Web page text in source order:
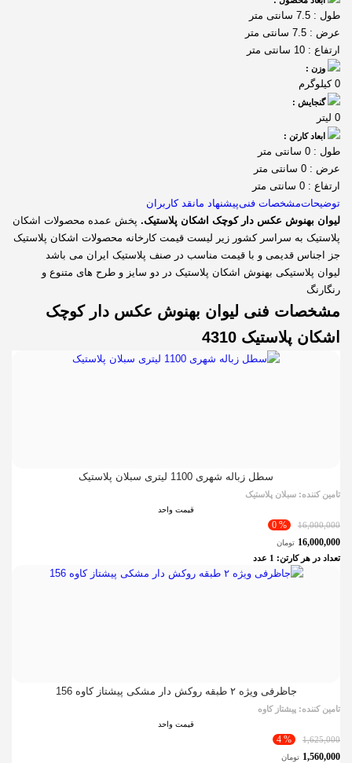
طول : 7.5 سانتی متر
عرض : 7.5 سانتی متر
ارتفاع : 10 سانتی متر
وزن :
0 کیلوگرم
گنجایش :
0 لیتر
ابعاد کارتن :
طول : 0 سانتی متر
عرض : 0 سانتی متر
ارتفاع : 0 سانتی متر
توضیحاتمشخصات فنیپیشنهاد مانقد کاربران
لیوان بهنوش عکس دار کوچک اشکان پلاستیک. پخش عمده محصولات اشکان
پلاستیک به سراسر کشور زیر لیست قیمت کارخانه محصولات اشکان پلاستیک
جز اجناس قدیمی و با قیمت مناسب در صنف پلاستیک ایران می باشد
لیوان پلاستیکی بهنوش اشکان پلاستیک در دو سایز و طرح های متنوع و
رنگارنگ
مشخصات فنی لیوان بهنوش عکس دار کوچک
اشکان پلاستیک 4310
سطل زباله شهری 1100 لیتری سبلان پلاستیک
تامین کننده: سبلان پلاستیک
قیمت واحد
16,000,000
% 0
16,000,000 تومان
تعداد در هر کارتن: 1 عدد
جاظرفی ویژه ۲ طبقه روکش دار مشکی پیشتاز کاوه 156
تامین کننده: پیشتاز کاوه
قیمت واحد
1,625,000
% 4
1,560,000 تومان